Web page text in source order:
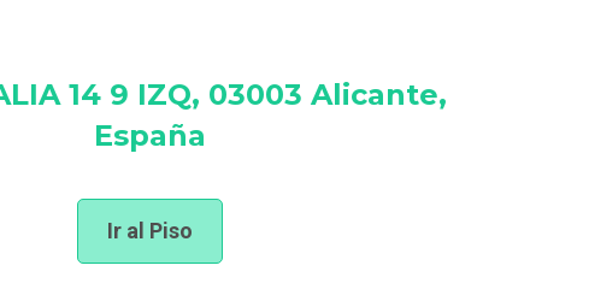
14 9 IZQ, 03003 Alicante,
España
Ir al Piso